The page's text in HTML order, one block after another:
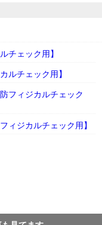
チェック用】
チェック用】
フィジカルチェック
ジカルチェック用】